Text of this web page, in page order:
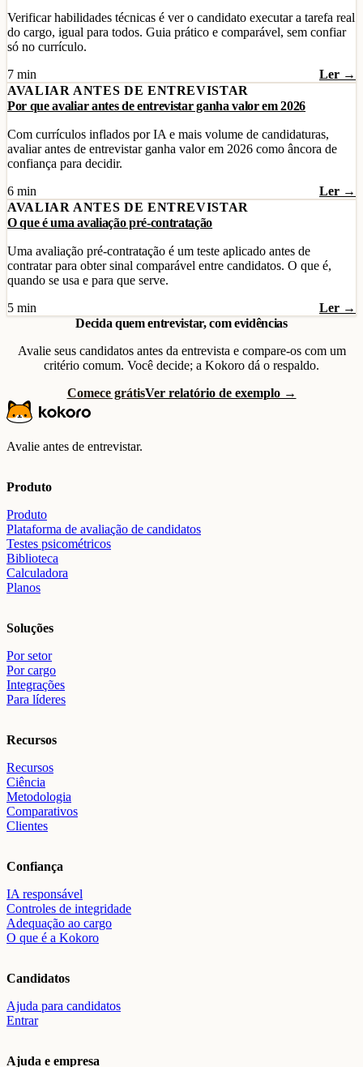
Verificar habilidades técnicas é ver o candidato executar a tarefa real
do cargo, igual para todos. Guia prático e comparável, sem confiar
só no currículo.
7 min
Ler →
AVALIAR ANTES DE ENTREVISTAR
Por que avaliar antes de entrevistar ganha valor em 2026
Com currículos inflados por IA e mais volume de candidaturas,
avaliar antes de entrevistar ganha valor em 2026 como âncora de
confiança para decidir.
6 min
Ler →
AVALIAR ANTES DE ENTREVISTAR
O que é uma avaliação pré-contratação
Uma avaliação pré-contratação é um teste aplicado antes de
contratar para obter sinal comparável entre candidatos. O que é,
quando se usa e para que serve.
5 min
Ler →
Decida quem entrevistar, com evidências
Avalie seus candidatos antes da entrevista e compare-os com um
critério comum. Você decide; a Kokoro dá o respaldo.
Comece grátisVer relatório de exemplo →
Avalie antes de entrevistar.
Produto
Produto
Plataforma de avaliação de candidatos
Testes psicométricos
Biblioteca
Calculadora
Planos
Soluções
Por setor
Por cargo
Integrações
Para líderes
Recursos
Recursos
Ciência
Metodologia
Comparativos
Clientes
Confiança
IA responsável
Controles de integridade
Adequação ao cargo
O que é a Kokoro
Candidatos
Ajuda para candidatos
Entrar
Ajuda e empresa